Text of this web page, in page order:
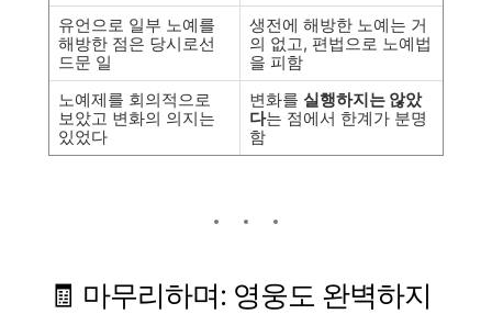
유언으로 일부 노예를
해방한 점은 당시로선
드문 일
생전에 해방한 노예는 거
의 없고, 편법으로 노예법
을 피함
노예제를 회의적으로
보았고 변화의 의지는
있었다
변화를 실행하지는 않았
다는 점에서 한계가 분명
함
🧾 마무리하며: 영웅도 완벽하지